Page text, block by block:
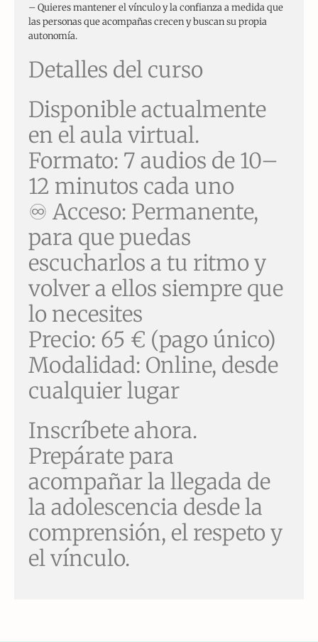
– Quieres mantener el vínculo y la confianza a medida que
las personas que acompañas crecen y buscan su propia
autonomía.
Detalles del curso
Disponible actualmente
en el aula virtual.
Formato: 7 audios de 10–
12 minutos cada uno
♾ Acceso: Permanente,
para que puedas
escucharlos a tu ritmo y
volver a ellos siempre que
lo necesites
Precio: 65 € (pago único)
Modalidad: Online, desde
cualquier lugar
Inscríbete ahora.
Prepárate para
acompañar la llegada de
la adolescencia desde la
comprensión, el respeto y
el vínculo.